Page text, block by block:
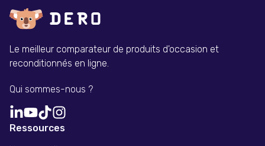
Le meilleur comparateur de produits d'occasion et
reconditionnés en ligne.
Qui sommes-nous ?
Ressources